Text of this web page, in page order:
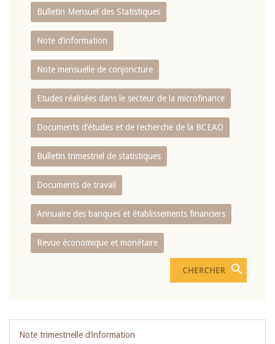
Bulletin Mensuel des Statistiques
Note d’information
Note mensuelle de conjoncture
Etudes réalisées dans le secteur de la microfinance
Documents d’études et de recherche de la BCEAO
Bulletin trimestriel de statistiques
Documents de travail
Annuaire des banques et établissements financiers
Revue économique et monétaire
Note trimestrielle d‘information